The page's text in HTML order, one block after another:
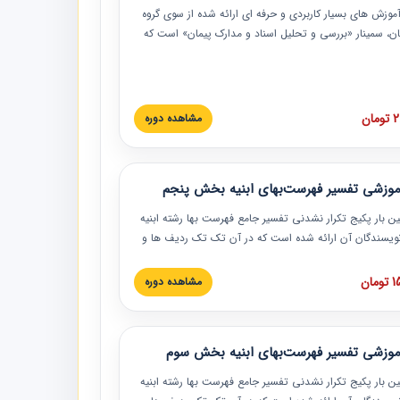
های بسیار کاربردی و حرفه‏ ای ارائه شده از سوی گروه
سمینار «بررسی و تحلیل اسناد و مدارک پیمان» است که
این خصوص ارائه شده است.
مشاهده دوره
تفسیر فهرست‌بهای ابنیه بخش پنجم
بار پکیج تکرار نشدنی تفسیر جامع فهرست بها رشته ابنیه
نویسندگان آن ارائه شده است که در آن تک تک ردیف ها و
و به همراه تصاویر عملیات اجرایی مرتبط با ردیف های
بها ارائه شده است. این دوره با کلام مهندس
مدیر پروژه مهندسی مشاور در امر بازنگری فهرست
حال فعالیت هستند حتما توصیه می کنیم از مطالب این
نمایند.
مشاهده دوره
تفسیر فهرست‌بهای ابنیه بخش سوم
بار پکیج تکرار نشدنی تفسیر جامع فهرست بها رشته ابنیه